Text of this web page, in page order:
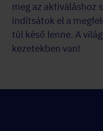
meg az aktiváláshoz
indítsátok el a
túl késő lenne. A
kezetekben van!